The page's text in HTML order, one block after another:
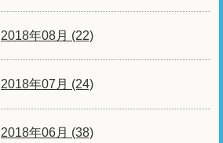
2018年08月 (22)
2018年07月 (24)
2018年06月 (38)